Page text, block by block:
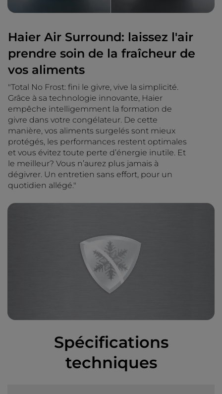
Haier Air Surround: laissez l'air
prendre soin de la fraîcheur de
vos aliments
"Total No Frost: fini le givre, vive la simplicité.
Grâce à sa technologie innovante, Haier
empêche intelligemment la formation de
givre dans votre congélateur. De cette
manière, vos aliments surgelés sont mieux
protégés, les performances restent optimales
et vous évitez toute perte d’énergie inutile. Et
le meilleur? Vous n’aurez plus jamais à
dégivrer. Un entretien sans effort, pour un
quotidien allégé."
Spécifications
techniques